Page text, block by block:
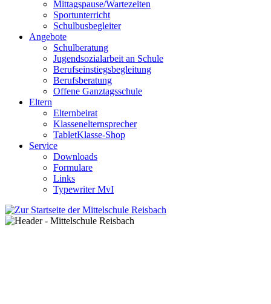
Mittagspause/Wartezeiten
Sportunterricht
Schulbusbegleiter
Angebote
Schulberatung
Jugendsozialarbeit an Schule
Berufseinstiegsbegleitung
Berufsberatung
Offene Ganztagsschule
Eltern
Elternbeirat
Klassenelternsprecher
TabletKlasse-Shop
Service
Downloads
Formulare
Links
Typewriter MvI